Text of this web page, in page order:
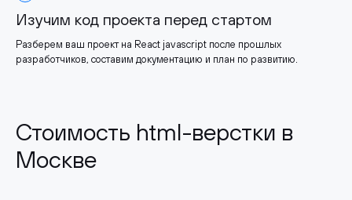
Изучим код проекта перед стартом
Разберем ваш проект на React javascript после прошлых
разработчиков, составим документацию и план по развитию.
Стоимость html-верстки в
Москве